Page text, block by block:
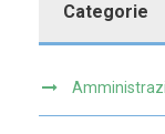
Categorie